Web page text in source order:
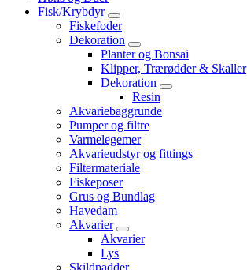
Fisk/Krybdyr
Fiskefoder
Dekoration
Planter og Bonsai
Klipper, Trærødder & Skaller
Dekoration
Resin
Akvariebaggrunde
Pumper og filtre
Varmelegemer
Akvarieudstyr og fittings
Filtermateriale
Fiskeposer
Grus og Bundlag
Havedam
Akvarier
Akvarier
Lys
Skildpadder